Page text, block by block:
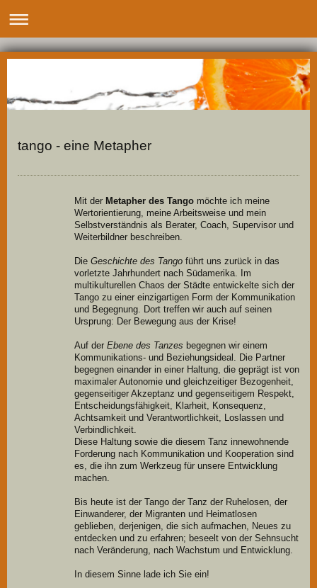
tango - eine Metapher
Mit der Metapher des Tango möchte ich meine
Wertorientierung, meine Arbeitsweise und mein
Selbstverständnis als Berater, Coach, Supervisor und
Weiterbildner beschreiben.
Die Geschichte des Tango führt uns zurück in das
vorletzte Jahrhundert nach Südamerika. Im
multikulturellen Chaos der Städte entwickelte sich der
Tango zu einer einzigartigen Form der Kommunikation
und Begegnung. Dort treffen wir auch auf seinen
Ursprung: Der Bewegung aus der Krise!
Auf der Ebene des Tanzes begegnen wir einem
Kommunikations- und Beziehungsideal. Die Partner
begegnen einander in einer Haltung, die geprägt ist von
maximaler Autonomie und gleichzeitiger Bezogenheit,
gegenseitiger Akzeptanz und gegenseitigem Respekt,
Entscheidungsfähigkeit, Klarheit, Konsequenz,
Achtsamkeit und Verantwortlichkeit, Loslassen und
Verbindlichkeit.
Diese Haltung sowie die diesem Tanz innewohnende
Forderung nach Kommunikation und Kooperation sind
es, die ihn zum Werkzeug für unsere Entwicklung
machen.
Bis heute ist der Tango der Tanz der Ruhelosen, der
Einwanderer, der Migranten und Heimatlosen
geblieben, derjenigen, die sich aufmachen, Neues zu
entdecken und zu erfahren; beseelt von der Sehnsucht
nach Veränderung, nach Wachstum und Entwicklung.
In diesem Sinne lade ich Sie ein!